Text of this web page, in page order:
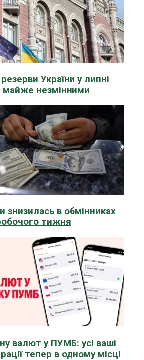
України у липні
майже незмінними
знизилась в обмінниках
тижня
валют у ПУМБ: усі ваші
тепер в одному місці